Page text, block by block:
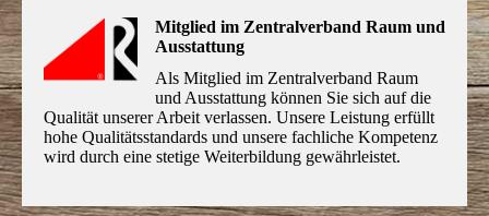
Mitglied im Zentral­verband Raum und
Ausstattung
Als Mitglied im Zentralverband Raum
und Ausstattung können Sie sich auf die
Qualität unserer Arbeit verlassen. Unsere Leis­tung erfüllt
hohe Qualitätsstandards und unsere fachliche Kom­petenz
wird durch eine stetige Weiterbildung gewährleistet.